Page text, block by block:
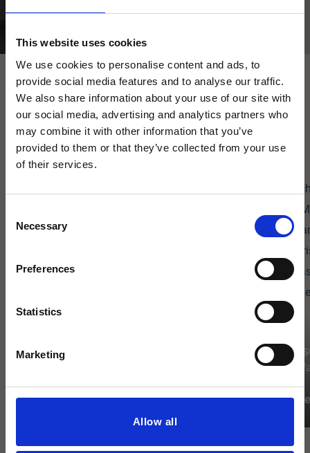
This website uses cookies
We use cookies to personalise content and ads, to
provide social media features and to analyse our traffic.
We also share information about your use of our site with
our social media, advertising and analytics partners who
may combine it with other information that you’ve
provided to them or that they’ve collected from your use
of their services.
Selection
Necessary
Preferences
Statistics
Marketing
Allow all
Badewannen
Lieblingsstücke
Outlet
Exklusive
Design